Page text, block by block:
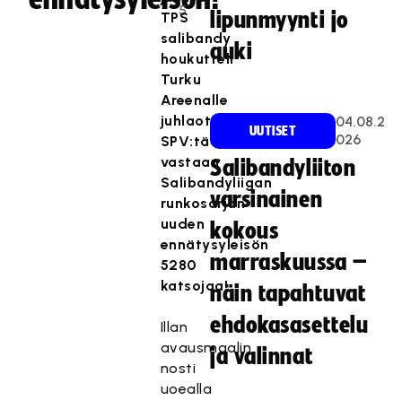
5
TPS
salibandy
houkutteli
Turku
Areenalle
juhlaotteluunsa
SPV:tä
vastaan
Salibandyliigan
runkosarjan
uuden
ennätysyleisön
5280
katsojaa!
Illan
avausmaalin
nosti
uoealla
lipunmyynti jo
auki
UUTISET
04.08.2
026
Salibandyliiton
varsinainen
kokous
marraskuussa –
näin tapahtuvat
ehdokasasettelu
ja valinnat